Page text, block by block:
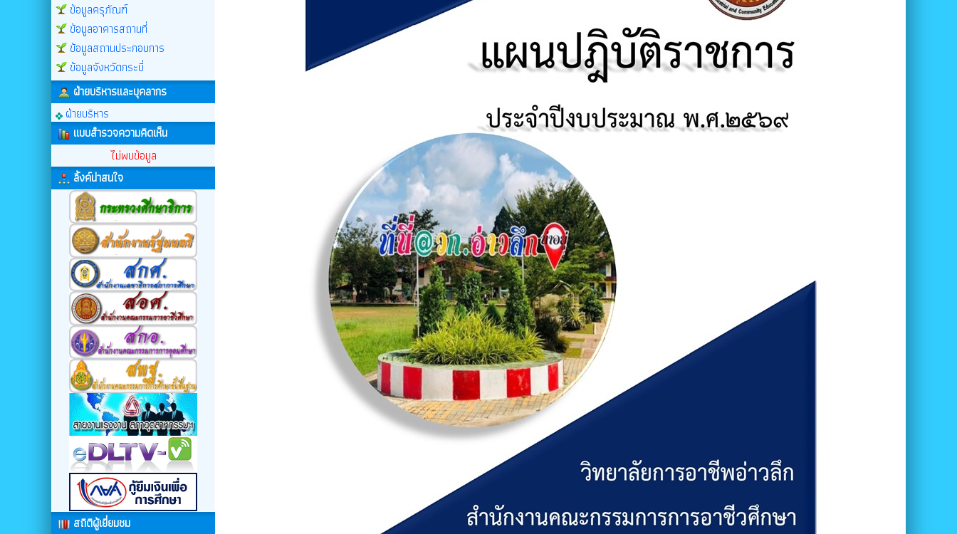
ข้อมูลครุภัณฑ์
ข้อมูลอาคารสถานที่
ข้อมูลสถานประกอบการ
ข้อมูลจังหวัดกระบี่
ฝ่ายบริหารและบุคลากร
ฝ่ายบริหาร
แบบสำรวจความคิดเห็น
ไม่พบข้อมูล
ลิ้งค์น่าสนใจ
สถิติผู้เยี่ยมชม